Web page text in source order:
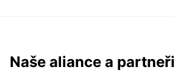
Naše aliance a partneři